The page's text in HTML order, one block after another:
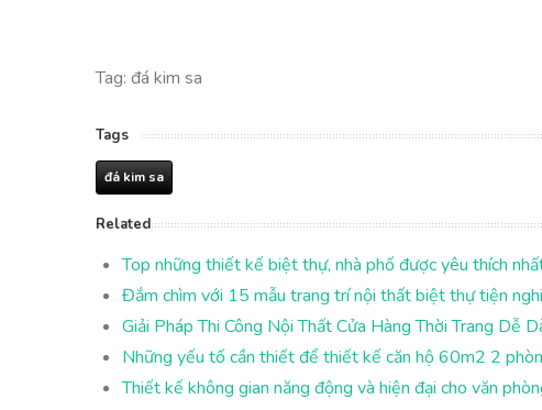
Tag: đá kim sa
Tags
đá kim sa
Related
Top những thiết kế biệt thự, nhà phố được yêu thích
Đắm chìm với 15 mẫu trang trí nội thất biệt thự tiện
Giải Pháp Thi Công Nội Thất Cửa Hàng Thời Trang Dễ
Những yếu tố cần thiết để thiết kế căn hộ 60m2 2
Thiết kế không gian năng động và hiện đại cho văn